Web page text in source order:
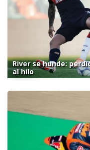
River se hunde:
al hilo